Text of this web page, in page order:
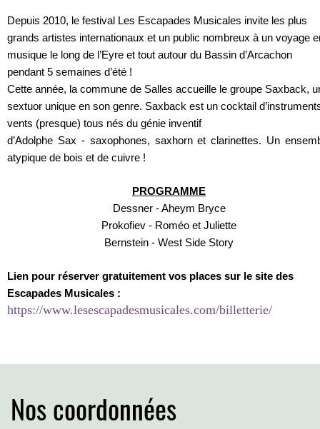
Depuis 2010, le festival Les Escapades Musicales invite les plus
grands artistes internationaux et un public nombreux à un voyage
musique le long de l’Eyre et tout autour du Bassin d’Arcachon
pendant 5 semaines d’été !
Cette année, la commune de Salles accueille le groupe Saxback,
sextuor unique en son genre. Saxback est un cocktail
vents (presque) tous nés du génie inventif
d’Adolphe Sax - saxophones, saxhorn et clarinettes. Un
atypique de bois et de cuivre !
PROGRAMME
Dessner - Aheym Bryce
Prokofiev - Roméo et Juliette
Bernstein - West Side Story
Lien pour réserver gratuitement vos places sur le site des
Escapades Musicales :
https://www.lesescapadesmusicales.com/billetterie/
Nos coordonnées